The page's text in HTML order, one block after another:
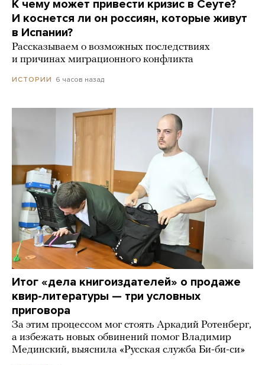
К чему может привести кризис в Сеуте?
И коснется ли он россиян, которые живут
в Испании?
Рассказываем о возможных последствиях
и причинах миграционного конфликта
ИСТОРИИ 6 часов назад
Итог «дела книгоиздателей» о продаже
квир-литературы — три условных
приговора
За этим процессом мог стоять Аркадий Ротенберг,
а избежать новых обвинений помог Владимир
Мединский, выяснила «Русская служба Би-би-си»